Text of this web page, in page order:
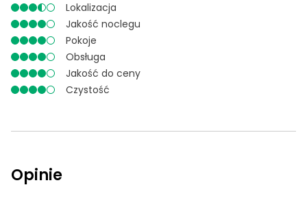
Lokalizacja
Jakość noclegu
Pokoje
Obsługa
Jakość do ceny
Czystość
Opinie